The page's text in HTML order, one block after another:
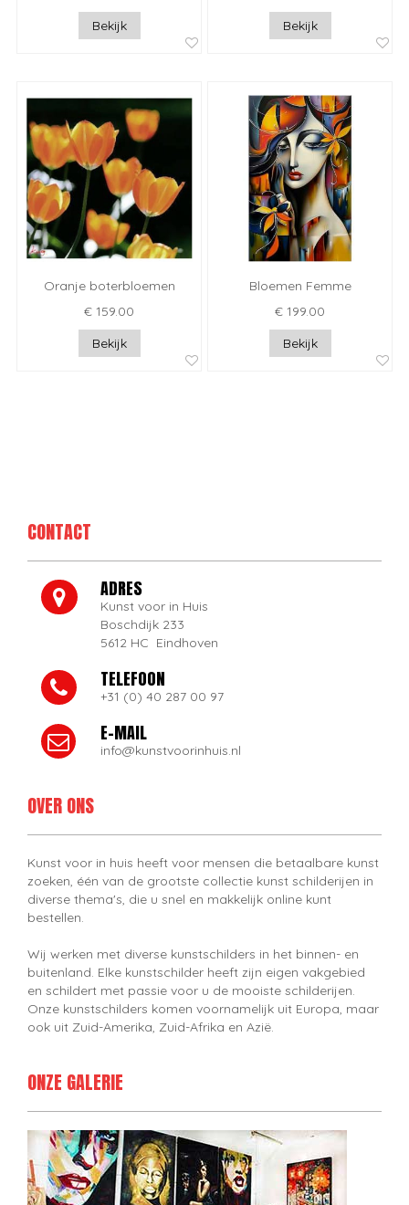
Bekijk
Bekijk
Oranje boterbloemen
€ 159.00
Bekijk
Bloemen Femme
€ 199.00
Bekijk
CONTACT
ADRES
Kunst voor in Huis
Boschdijk 233
5612 HC Eindhoven
TELEFOON
+31 (0) 40 287 00 97
E-MAIL
info@kunstvoorinhuis.nl
OVER ONS
Kunst voor in huis heeft voor mensen die betaalbare kunst
zoeken, één van de grootste collectie kunst schilderijen in
diverse thema's, die u snel en makkelijk online kunt
bestellen.
Wij werken met diverse kunstschilders in het binnen- en
buitenland. Elke kunstschilder heeft zijn eigen vakgebied
en schildert met passie voor u de mooiste schilderijen.
Onze kunstschilders komen voornamelijk uit Europa, maar
ook uit Zuid-Amerika, Zuid-Afrika en Azië.
ONZE GALERIE